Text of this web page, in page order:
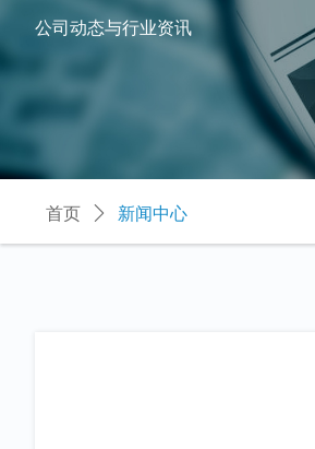
首页 ꄲ 新闻中心
公司动态与行业资讯